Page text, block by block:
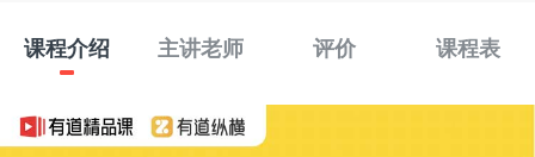
课程介绍 主讲老师 评价 课程表